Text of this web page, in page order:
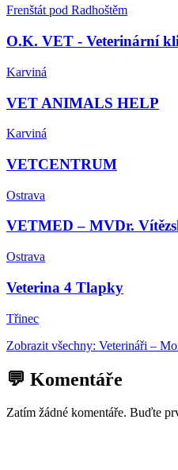
Frenštát pod Radhoštěm
O.K. VET - Veterinární
Karviná
VET ANIMALS HELP
Karviná
VETCENTRUM
Ostrava
VETMED – MVDr.
Ostrava
Veterina 4 Tlapky
Třinec
Zobrazit všechny: Veterináři –
💬 Komentáře
Zatím žádné komentáře. Buďte